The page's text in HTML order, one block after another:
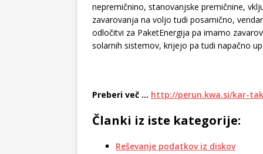
nepremičnino, stanovanjske premičnine,
zavarovanja na voljo tudi posamično,
odločitvi za PaketEnergija pa imamo
solarnih sistemov, krijejo pa tudi napačno
Preberi več … http://perun.kwa.si/kar-
Članki iz iste kategorije:
Reševanje podatkov iz diskov